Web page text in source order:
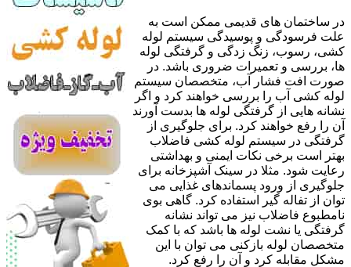
در ساختمان های قدیمی ممکن است به
علت فرسودگی و پوسیدگی سیستم لوله
کشی، رسوب، زنگ زدگی و گرفتگی لوله
ها، بررسی و تعمیرات ضروری باشد. در
صورت افت فشار آب، متخصصان سیستم
لوله کشی آب را بررسی خواهند کرد و اگر
نشانه هایی از گرفتگی لوله ها بدست آورند
آن را رفع خواهند کرد. برای جلوگیری از
گرفتگی در سیستم لوله کشی فاضلاب
بهتر است برخی نکات ایمنی و بهداشتی
رعایت شود. مثلا در سینک آشپزخانه برای
جلوگیری از ورود پسماندهای غذایی می
توان از تفاله گیر استفاده کرد. گاهی بوی
نامطبوع فاضلاب نیز می تواند نشانه
گرفتگی یا نشت لوله ها باشد که با کمک
متخصصان لوله بازکنی می توان با این
مشکل مقابله کرد و آن را رفع کرد.